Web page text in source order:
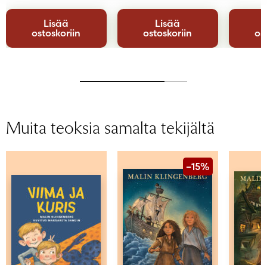
Lisää
ostoskoriin
Lisää
ostoskoriin
Muita teoksia samalta tekijältä
–15%